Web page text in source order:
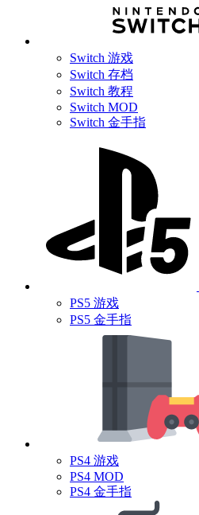
Switch 游戏
Switch 存档
Switch 教程
Switch MOD
Switch 金手指
PS5 游戏
PS5 金手指
PS4 游戏
PS4 MOD
PS4 金手指